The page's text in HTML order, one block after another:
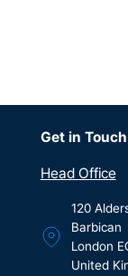
Get in Touch
Head Office
120
Barbican
London
United